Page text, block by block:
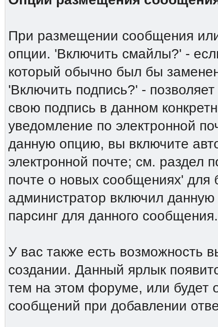
При размещении сообщения
опции. 'Включить смайлы?' -
который обычно был бы
'Включить подпись?' -
свою подпись в данном
уведомление по электронной
данную опцию, вы включите
электронной почте; см. раздел
почте о новых сообщениях'
администратор включил
парсинг для данного сообщения.
У вас также есть возможность
создании. Данный ярлык
тем на этом форуме, или будет
сообщений при добавлении